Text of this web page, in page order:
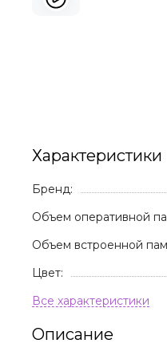
Характеристики
Бренд:
Объем оперативной
Объем встроенной
Цвет:
Описание